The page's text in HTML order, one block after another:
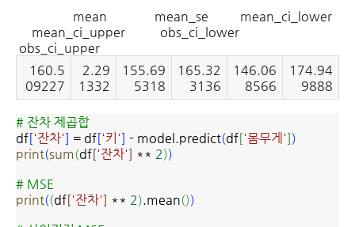
mean mean_se mean_ci_lower
mean_ci_upper obs_ci_lower
obs_ci_upper
160.5
09227
2.29
1332
155.69
5318
165.32
3136
146.06
8566
174.94
9888
# 잔차 제곱합
df['잔차'] = df['키'] - model.predict(df['몸무게'])
print(sum(df['잔차'] ** 2))
# MSE
print((df['잔차'] ** 2).mean())